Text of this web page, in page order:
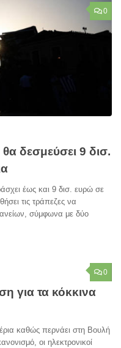
0
δεσμεύσει 9 δισ.
έως και 9 δισ. ευρώ σε
τις τράπεζες να
σύμφωνα με δύο
0
για τα κόκκινα
καθώς περνάει στη Βουλή
οι ηλεκτρονικοί